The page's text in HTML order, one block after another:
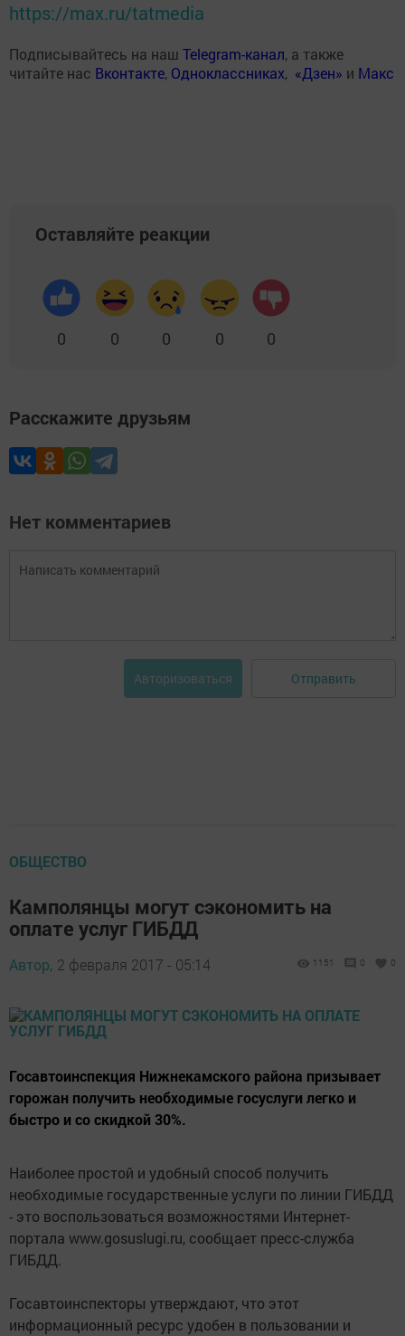
https://max.ru/tatmedia
Подписывайтесь на наш Telegram-канал, а также
читайте нас Вконтакте, Одноклассниках, «Дзен» и Макс
Оставляйте реакции
0 0 0 0 0
Расскажите друзьям
Нет комментариев
Авторизоваться Отправить
ОБЩЕСТВО
Камполянцы могут сэкономить на
оплате услуг ГИБДД
Автор, 2 февраля 2017 - 05:14 1151 0 0
Госавтоинспекция Нижнекамского района призывает
горожан получить необходимые госуслуги легко и
быстро и со скидкой 30%.
Наиболее простой и удобный способ получить
необходимые государственные услуги по линии ГИБДД
- это воспользоваться возможностями Интернет-
портала www.gosuslugi.ru, сообщает пресс-служба
ГИБДД.
Госавтоинспекторы утверждают, что этот
информационный ресурс удобен в пользовании и